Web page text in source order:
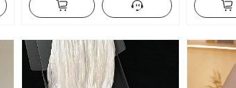
inverno Aquecimento Macio Ceroso
Malha Cardigã
Cintura